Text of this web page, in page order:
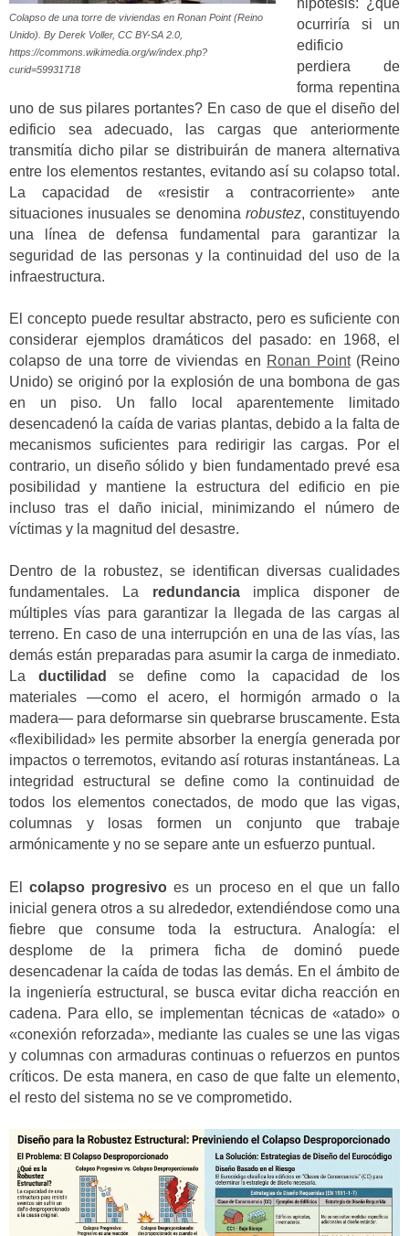
Colapso de una torre de viviendas en Ronan Point (Reino
Unido). By Derek Voller, CC BY-SA 2.0,
https://commons.wikimedia.org/w/index.php?
curid=59931718
ocurriría si un
edificio
perdiera de
forma repentina
uno de sus pilares portantes? En caso de que el diseño del
edificio sea adecuado, las cargas que anteriormente
transmitía dicho pilar se distribuirán de manera alternativa
entre los elementos restantes, evitando así su colapso total.
La capacidad de «resistir a contracorriente» ante
situaciones inusuales se denomina robustez, constituyendo
una línea de defensa fundamental para garantizar la
seguridad de las personas y la continuidad del uso de la
infraestructura.
El concepto puede resultar abstracto, pero es suficiente con
considerar ejemplos dramáticos del pasado: en 1968, el
colapso de una torre de viviendas en Ronan Point(Reino
Unido) se originó por la explosión de una bombona de gas
en un piso. Un fallo local aparentemente limitado
desencadenó la caída de varias plantas, debido a la falta de
mecanismos suficientes para redirigir las cargas. Por el
contrario, un diseño sólido y bien fundamentado prevé esa
posibilidad y mantiene la estructura del edificio en pie
incluso tras el daño inicial, minimizando el número de
víctimas y la magnitud del desastre.
Dentro de la robustez, se identifican diversas cualidades
fundamentales. La redundanciaimplica disponer de
múltiples vías para garantizar la llegada de las cargas al
terreno. En caso de una interrupción en una de las vías, las
demás están preparadas para asumir la carga de inmediato.
La ductilidad
se define como la capacidad de los
materiales —como el acero, el hormigón armado o la
madera— para deformarse sin quebrarse bruscamente. Esta
«flexibilidad» les permite absorber la energía generada por
impactos o terremotos, evitando así roturas instantáneas. La
integridad estructural se define como la continuidad de
todos los elementos conectados, de modo que las vigas,
columnas y losas formen un conjunto que trabaje
armónicamente y no se separe ante un esfuerzo puntual.
Elcolapso progresivo es un proceso en el que un fallo
inicial genera otros a su alrededor, extendiéndose como una
fiebre que consume toda la estructura. Analogía: el
desplome de la primera ficha de dominó puede
desencadenar la caída de todas las demás. En el ámbito de
la ingeniería estructural, se busca evitar dicha reacción en
cadena. Para ello, se implementan técnicas de «atado» o
«conexión reforzada», mediante las cuales se une las vigas
y columnas con armaduras continuas o refuerzos en puntos
críticos. De esta manera, en caso de que falte un elemento,
el resto del sistema no se ve comprometido.